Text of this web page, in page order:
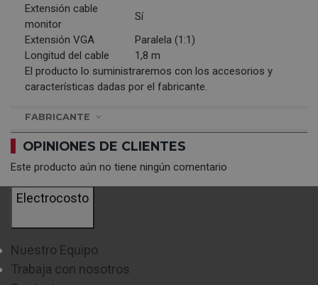
Extensión cable
monitor
Sí
Extensión VGA
Paralela (1:1)
Longitud del cable
1,8 m
El producto lo suministraremos con los accesorios y
características dadas por el fabricante.
FABRICANTE
OPINIONES DE CLIENTES
Este producto aún no tiene ningún comentario
Electrocosto
Nuestro Equipo
Trabaja con nosotros